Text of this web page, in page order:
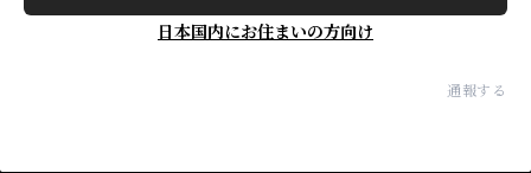
日本国内にお住まいの方向け
通報する